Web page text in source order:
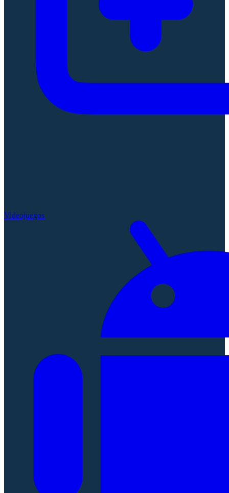
Videojuegos